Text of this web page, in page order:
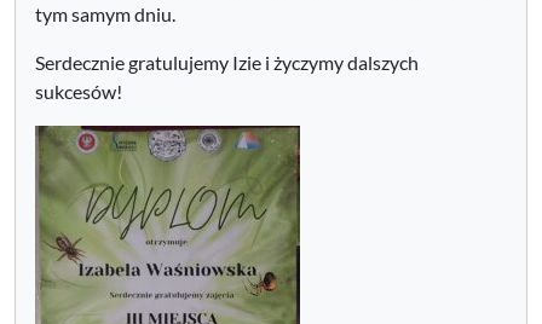
tym samym dniu.
Serdecznie gratulujemy Izie i życzymy dalszych
sukcesów!